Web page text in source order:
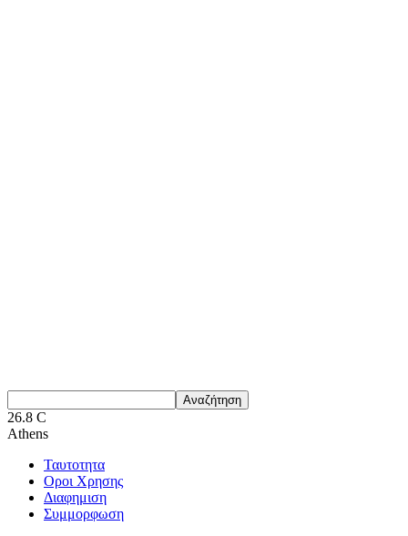
26.8 C
Athens
Ταυτοτητα
Οροι Χρησης
Διαφημιση
Συμμορφωση